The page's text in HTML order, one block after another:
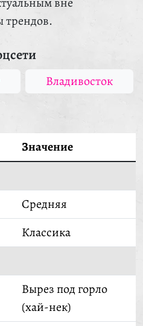
трендов.
Владивосток
Значение
Средняя
Классика
Вырез под горло
(хай-нек)